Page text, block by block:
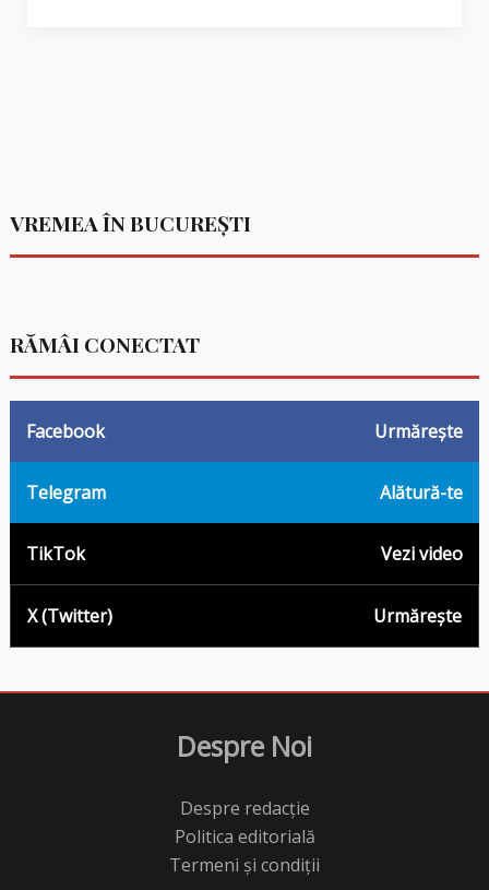
VREMEA ÎN BUCUREȘTI
RĂMÂI CONECTAT
Facebook Urmărește
Telegram Alătură-te
TikTok Vezi video
X (Twitter) Urmărește
Despre Noi
Despre redacție
Politica editorială
Termeni și condiții